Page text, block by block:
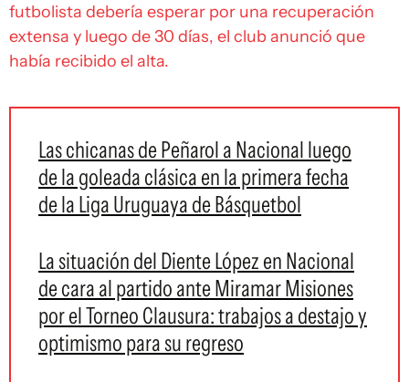
futbolista debería esperar por una recuperación
extensa y luego de 30 días, el club anunció que
había recibido el alta.
Las chicanas de Peñarol a Nacional luego
de la goleada clásica en la primera fecha
de la Liga Uruguaya de Básquetbol
La situación del Diente López en Nacional
de cara al partido ante Miramar Misiones
por el Torneo Clausura: trabajos a destajo y
optimismo para su regreso